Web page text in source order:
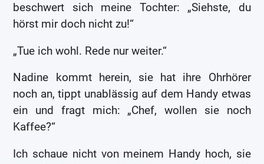
beschwert sich meine Tochter: „Siehste, du
hörst mir doch nicht zu!“
„Tue ich wohl. Rede nur weiter.“
Nadine kommt herein, sie hat ihre Ohrhörer
noch an, tippt unablässig auf dem Handy etwas
ein und fragt mich: „Chef, wollen sie noch
Kaffee?“
Ich schaue nicht von meinem Handy hoch, sie